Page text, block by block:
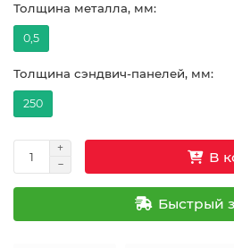
Толщина металла, мм:
0,5
Толщина сэндвич-панелей, мм:
250
В
Быстрый